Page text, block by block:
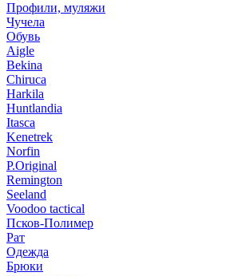
Профили, муляжи
Чучела
Обувь
Aigle
Bekina
Chiruсa
Harkila
Huntlandia
Itasca
Kenetrek
Norfin
P.Original
Remington
Seeland
Voodoo tactical
Псков-Полимер
Рат
Одежда
Брюки